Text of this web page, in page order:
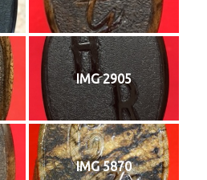
IMG 2905
IMG 5870